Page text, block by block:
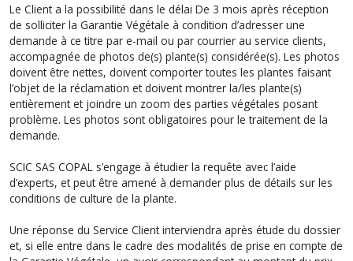
Le Client a la possibilité dans le délai De 3 mois après réception
de solliciter la Garantie Végétale à condition d’adresser une
demande à ce titre par e-mail ou par courrier au service clients,
accompagnée de photos de(s) plante(s) considérée(s). Les photos
doivent être nettes, doivent comporter toutes les plantes faisant
l’objet de la réclamation et doivent montrer la/les plante(s)
entièrement et joindre un zoom des parties végétales posant
problème. Les photos sont obligatoires pour le traitement de la
demande.
SCIC SAS COPAL s’engage à étudier la requête avec l’aide
d’experts, et peut être amené à demander plus de détails sur les
conditions de culture de la plante.
Une réponse du Service Client interviendra après étude du dossier
et, si elle entre dans le cadre des modalités de prise en compte de